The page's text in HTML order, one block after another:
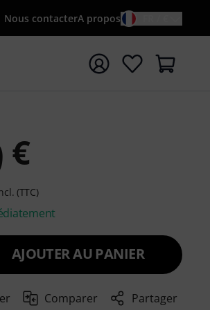
Nous contacterA propos
le terme de recherche
€
(TTC)
AJOUTER AU PANIER
Comparer Partager